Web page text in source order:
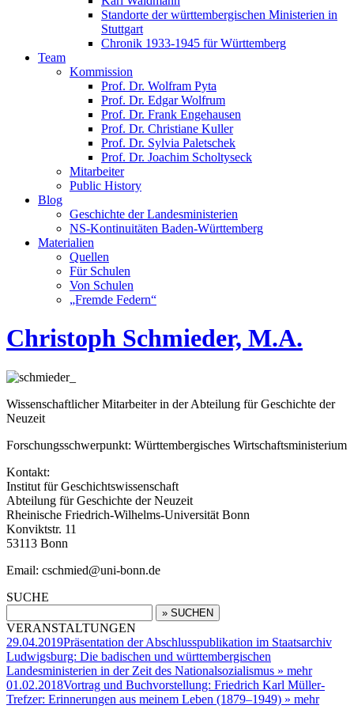
Standorte der württembergischen Ministerien in
Stuttgart
Chronik 1933-1945 für Württemberg
Team
Kommission
Prof. Dr. Wolfram Pyta
Prof. Dr. Edgar Wolfrum
Prof. Dr. Frank Engehausen
Prof. Dr. Christiane Kuller
Prof. Dr. Sylvia Paletschek
Prof. Dr. Joachim Scholtyseck
Mitarbeiter
Public History
Blog
Geschichte der Landesministerien
NS-Kontinuitäten Baden-Württemberg
Materialien
Quellen
Für Schulen
Von Schulen
„Fremde Federn“
Christoph Schmieder, M.A.
Wissenschaftlicher Mitarbeiter in der Abteilung für Geschichte der
Neuzeit
Forschungsschwerpunkt: Württembergisches Wirtschaftsministerium
Kontakt:
Institut für Geschichtswissenschaft
Abteilung für Geschichte der Neuzeit
Rheinische Friedrich-Wilhelms-Universität Bonn
Konviktstr. 11
53113 Bonn
Email: cschmied@uni-bonn.de
SUCHE
VERANSTALTUNGEN
29.04.2019Präsentation der Abschlusspublikation im Staatsarchiv
Ludwigsburg: Die badischen und württembergischen
Landesministerien in der Zeit des Nationalsozialismus » mehr
01.02.2018Vortrag und Buchvorstellung: Friedrich Karl Müller-
Trefzer: Erinnerungen aus meinem Leben (1879–1949) » mehr